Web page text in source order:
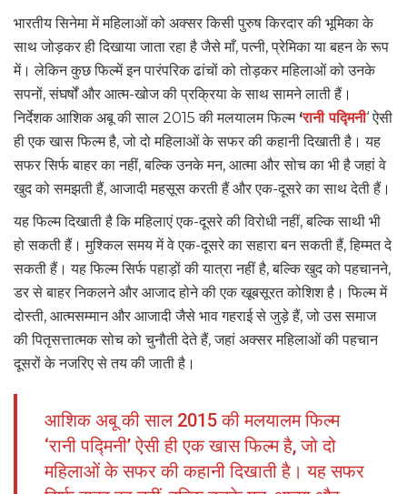
भारतीय सिनेमा में महिलाओं को अक्सर किसी पुरुष किरदार की भूमिका के
साथ जोड़कर ही दिखाया जाता रहा है जैसे माँ, पत्नी, प्रेमिका या बहन के रूप
में। लेकिन कुछ फिल्में इन पारंपरिक ढांचों को तोड़कर महिलाओं को उनके
सपनों, संघर्षों और आत्म-खोज की प्रक्रिया के साथ सामने लाती हैं।
निर्देशक आशिक अबू की साल 2015 की मलयालम फिल्म ‘रानी पद्मिनी‘ ऐसी
ही एक खास फिल्म है, जो दो महिलाओं के सफर की कहानी दिखाती है। यह
सफर सिर्फ बाहर का नहीं, बल्कि उनके मन, आत्मा और सोच का भी है जहां वे
खुद को समझती हैं, आजादी महसूस करती हैं और एक-दूसरे का साथ देती हैं।
यह फिल्म दिखाती है कि महिलाएं एक-दूसरे की विरोधी नहीं, बल्कि साथी भी
हो सकती हैं। मुश्किल समय में वे एक-दूसरे का सहारा बन सकती हैं, हिम्मत दे
सकती हैं। यह फिल्म सिर्फ पहाड़ों की यात्रा नहीं है, बल्कि खुद को पहचानने,
डर से बाहर निकलने और आजाद होने की एक खूबसूरत कोशिश है। फिल्म में
दोस्ती, आत्मसम्मान और आजादी जैसे भाव गहराई से जुड़े हैं, जो उस समाज
की पितृसत्तात्मक सोच को चुनौती देते हैं, जहां अक्सर महिलाओं की पहचान
दूसरों के नजरिए से तय की जाती है।
आशिक अबू की साल 2015 की मलयालम फिल्म
‘रानी पद्मिनी’ ऐसी ही एक खास फिल्म है, जो दो
महिलाओं के सफर की कहानी दिखाती है। यह सफर